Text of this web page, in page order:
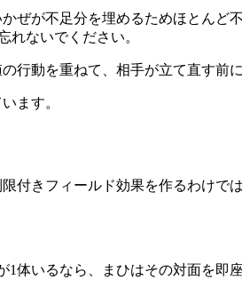
ぜが不足分を埋めるためほとんど
れないでください。
行動を重ねて、相手が立て直す前に
ます。
付きフィールド効果を作るわけで
体いるなら、まひはその対面を即